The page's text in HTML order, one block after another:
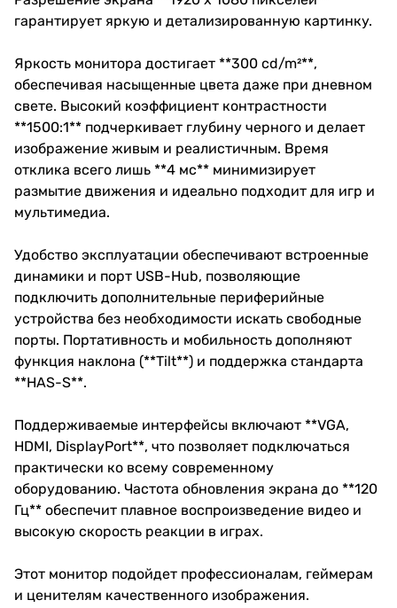
гарантирует яркую и детализированную картинку.
Яркость монитора достигает **300 cd/m²**,
обеспечивая насыщенные цвета даже при дневном
свете. Высокий коэффициент контрастности
**1500:1** подчеркивает глубину черного и делает
изображение живым и реалистичным. Время
отклика всего лишь **4 мс** минимизирует
размытие движения и идеально подходит для игр и
мультимедиа.
Удобство эксплуатации обеспечивают встроенные
динамики и порт USB-Hub, позволяющие
подключить дополнительные периферийные
устройства без необходимости искать свободные
порты. Портативность и мобильность дополняют
функция наклона (**Tilt**) и поддержка стандарта
**HAS-S**.
Поддерживаемые интерфейсы включают **VGA,
HDMI, DisplayPort**, что позволяет подключаться
практически ко всему современному
оборудованию. Частота обновления экрана до **120
Гц** обеспечит плавное воспроизведение видео и
высокую скорость реакции в играх.
Этот монитор подойдет профессионалам, геймерам
и ценителям качественного изображения.